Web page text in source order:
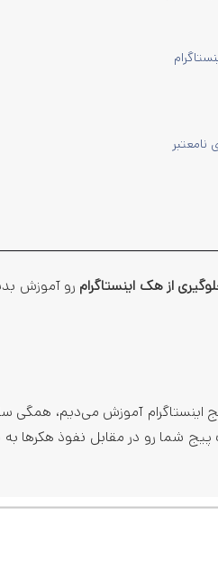
از هک اینستاگرام رو آموزش
اینستاگرام آموزش می‌دیم،
شما رو در مقابل نفوذ هکرها